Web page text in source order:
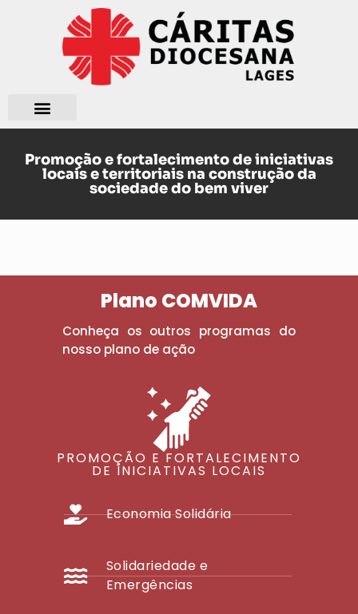
Promoção e fortalecimento de iniciativas
locais e territoriais na construção da
sociedade do bem viver
Plano COMVIDA
Conheça os outros programas do
nosso plano de ação
PROMOÇÃO E FORTALECIMENTO
DE INICIATIVAS LOCAIS
Economia Solidária
Solidariedade e
Emergências